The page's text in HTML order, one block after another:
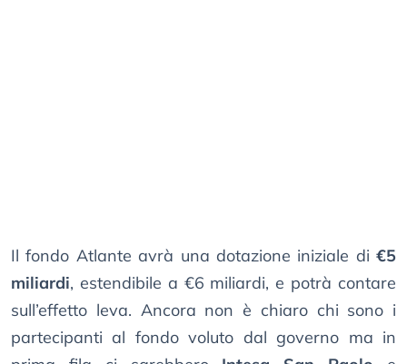
Il fondo Atlante avrà una dotazione iniziale di €5
miliardi, estendibile a €6 miliardi, e potrà contare
sull’effetto leva. Ancora non è chiaro chi sono i
partecipanti al fondo voluto dal governo ma in